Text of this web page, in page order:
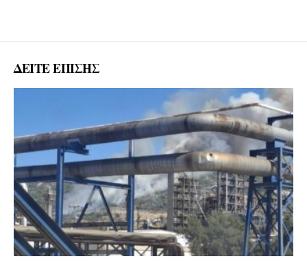
ΔΕΙΤΕ ΕΠΙΣΗΣ